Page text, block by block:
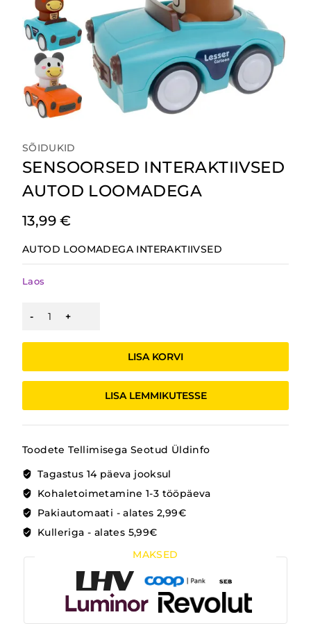
SÕIDUKID
SENSOORSED INTERAKTIIVSED
AUTOD LOOMADEGA
13,99€
AUTOD LOOMADEGA INTERAKTIIVSED
Laos
AUTOD
kogus
LISA KORVI
LISA LEMMIKUTESSE
Toodete Tellimisega Seotud Üldinfo
Tagastus 14 päeva jooksul
Kohaletoimetamine 1-3 tööpäeva
Pakiautomaati - alates 2,99€
Kulleriga - alates 5,99€
MAKSED